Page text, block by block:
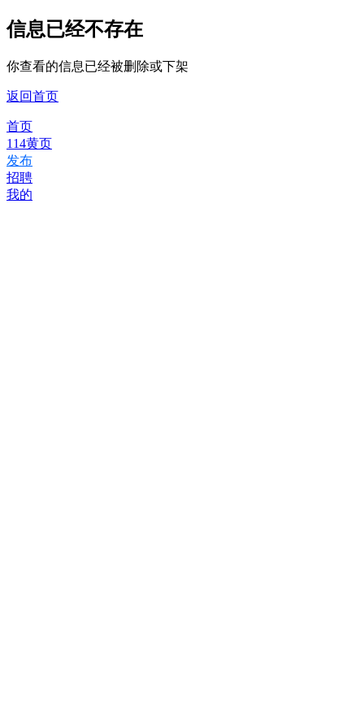
信息已经不存在
你查看的信息已经被删除或下架
返回首页
首页
114黄页
发布
招聘
我的